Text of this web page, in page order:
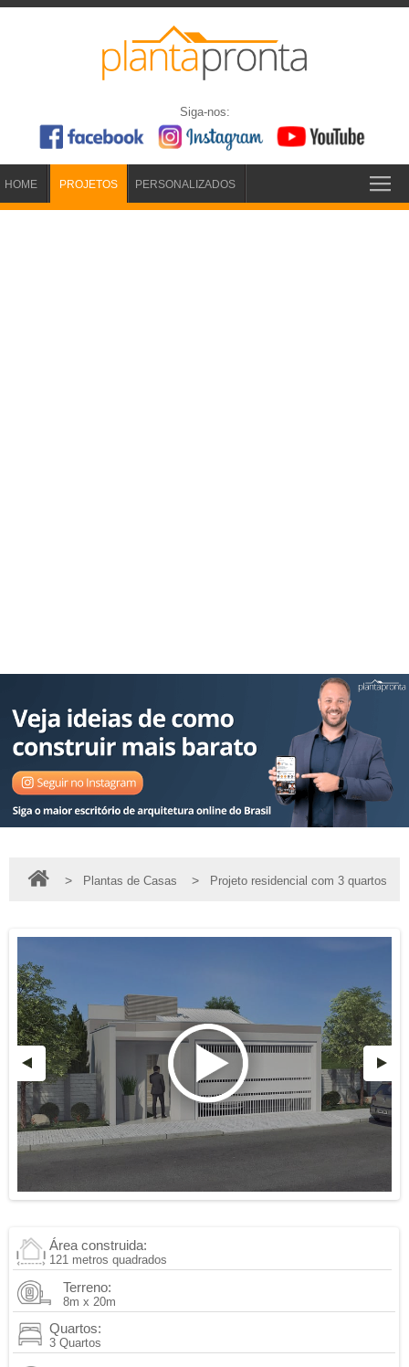
Siga-nos:
HOME PROJETOS PERSONALIZADOS
> Plantas de Casas > Projeto residencial com 3 quartos
Área construida:
121 metros quadrados
Terreno:
8m x 20m
Quartos:
3 Quartos